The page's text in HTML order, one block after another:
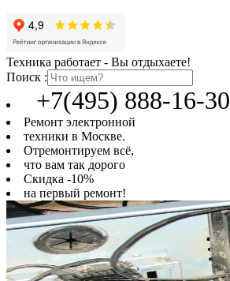
Техника работает - Вы отдыхаете!
Поиск :
+7(495) 888-16-30
Ремонт электронной
техники в Москве.
Отремонтируем всё,
что вам так дорого
Скидка -10%
на первый ремонт!